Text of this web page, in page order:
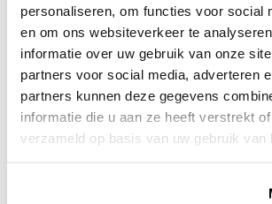
personaliseren, om functies voor social
en om ons websiteverkeer te
informatie over uw gebruik van onze
partners voor social media, adverteren
partners kunnen deze gegevens
informatie die u aan ze heeft verstrekt
verzameld op basis van uw gebruik van
About this product
Shipment and returns
Related